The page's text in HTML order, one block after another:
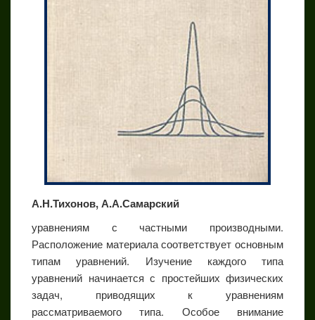
А.Н.Тихонов, А.А.Самарский
уравнениям с частными производными.
Расположение материала соответствует основным
типам уравнений. Изучение каждого типа
уравнений начинается с простейших физических
задач, приводящих к уравнениям
рассматриваемого типа. Особое внимание